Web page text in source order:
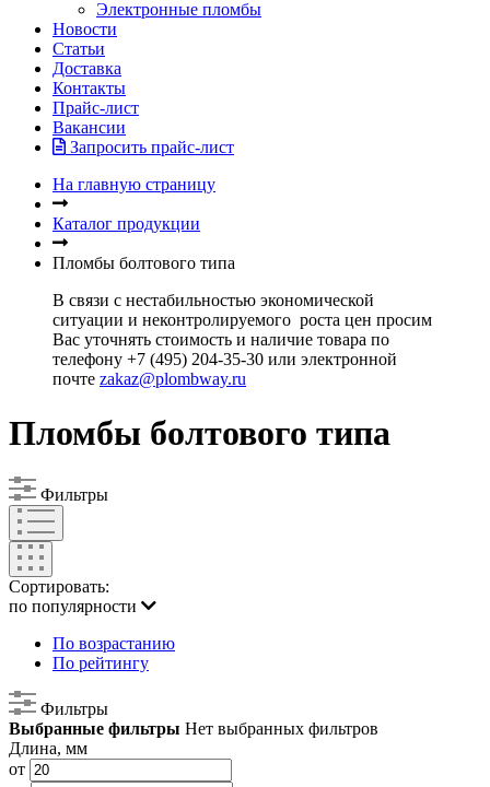
Электронные пломбы
Новости
Статьи
Доставка
Контакты
Прайс-лист
Вакансии
Запросить прайс-лист
На главную страницу
Каталог продукции
Пломбы болтового типа
В связи с нестабильностью экономической
ситуации и неконтролируемого роста цен просим
Вас уточнять стоимость и наличие товара по
телефону +7 (495) 204-35-30 или электронной
почте zakaz@plombway.ru
Пломбы болтового типа
Фильтры
Сортировать:
по популярности
По возрастанию
По рейтингу
Фильтры
Выбранные фильтры Нет выбранных фильтров
Длина, мм
от